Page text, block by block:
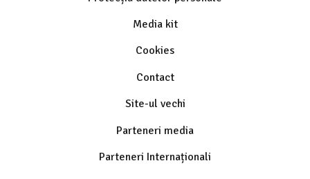
Media kit
Cookies
Contact
Site-ul vechi
Parteneri media
Parteneri Internaționali